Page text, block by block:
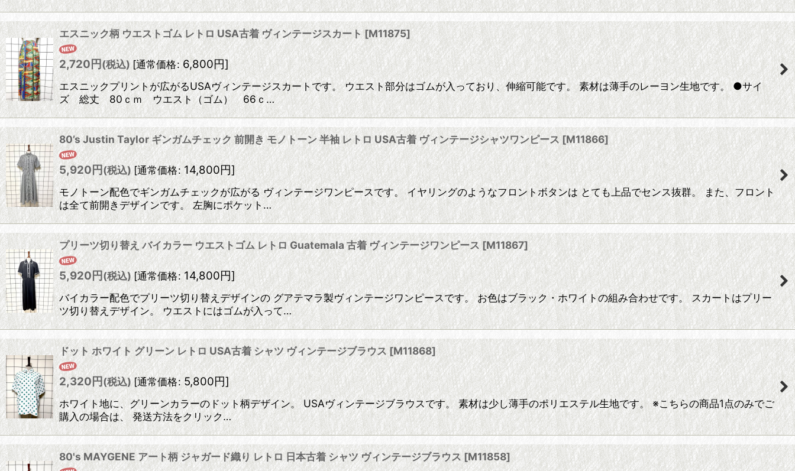
エスニック柄 ウエストゴム レトロ USA古着 ヴィンテージスカート[M11875]
2,720円(税込) [通常価格: 6,800円]
エスニックプリントが広がるUSAヴィンテージスカートです。 ウエスト部分はゴムが入っており、伸縮可能です。 素材は薄手のレーヨン生地です。 ●サイ
ズ 総丈 80ｃｍ ウエスト（ゴム） 66ｃ…
80’s Justin Taylor ギンガムチェック 前開き モノトーン 半袖 レトロ USA古着 ヴィンテージシャツワンピース [M11866]
5,920円(税込) [通常価格: 14,800円]
モノトーン配色でギンガムチェックが広がる ヴィンテージワンピースです。 イヤリングのようなフロントボタンは とても上品でセンス抜群。 また、フロント
は全て前開きデザインです。 左胸にポケット…
プリーツ切り替え バイカラー ウエストゴム レトロ Guatemala 古着 ヴィンテージワンピース [M11867]
5,920円(税込) [通常価格: 14,800円]
バイカラー配色でプリーツ切り替えデザインの グアテマラ製ヴィンテージワンピースです。 お色はブラック・ホワイトの組み合わせです。 スカートはプリー
ツ切り替えデザイン。 ウエストにはゴムが入って…
ドット ホワイト グリーン レトロ USA古着 シャツ ヴィンテージブラウス [M11868]
2,320円(税込) [通常価格: 5,800円]
ホワイト地に、グリーンカラーのドット柄デザイン。 USAヴィンテージブラウスです。 素材は少し薄手のポリエステル生地です。 ※こちらの商品1点のみでご
購入の場合は、 発送方法をクリック…
80's MAYGENE アート柄 ジャガード織り レトロ 日本古着 シャツ ヴィンテージブラウス [M11858]